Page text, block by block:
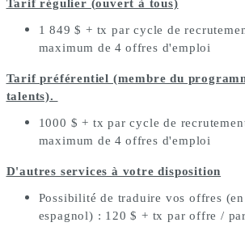
Tarif régulier (ouvert à tous)
1 849 $ + tx par cycle de
maximum de 4 offres d'emploi
Tarif préférentiel (membre du
talents).
1000 $ + tx par cycle de
maximum de 4 offres d'emploi
D'autres services à votre disposition
Possibilité de traduire vos offres
espagnol) : 120 $ + tx par offre /